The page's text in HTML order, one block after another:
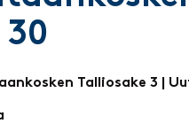
Talliosake 3 |